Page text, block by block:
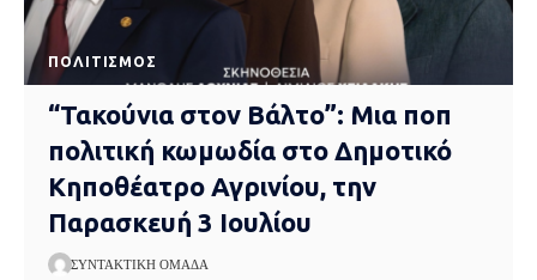
ΠΟΛΙΤΙΣΜΌΣ
“Τακούνια στον Βάλτο”: Μια ποπ
πολιτική κωμωδία στο Δημοτικό
Κηποθέατρο Αγρινίου, την
Παρασκευή 3 Ιουλίου
ΣΥΝΤΑΚΤΙΚΉ ΟΜΆΔΑ